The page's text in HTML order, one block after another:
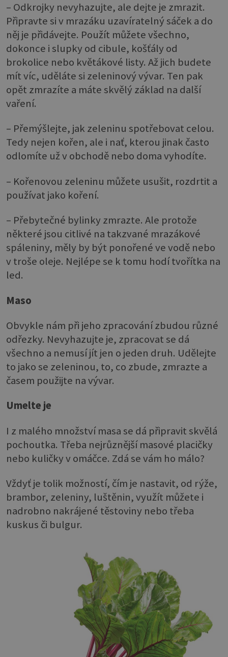
– Odkrojky nevyhazujte, ale dejte je zmrazit.
Připravte si v mrazáku uzavíratelný sáček a do
něj je přidávejte. Použít můžete všechno,
dokonce i slupky od cibule, košťály od
brokolice nebo květákové listy. Až jich budete
mít víc, uděláte si zeleninový vývar. Ten pak
opět zmrazíte a máte skvělý základ na další
vaření.
– Přemýšlejte, jak zeleninu spotřebovat celou.
Tedy nejen kořen, ale i nať, kterou jinak často
odlomíte už v obchodě nebo doma vyhodíte.
– Kořenovou zeleninu můžete usušit, rozdrtit a
používat jako koření.
– Přebytečné bylinky zmrazte. Ale protože
některé jsou citlivé na takzvané mrazákové
spáleniny, měly by být ponořené ve vodě nebo
v troše oleje. Nejlépe se k tomu hodí tvořítka na
led.
Maso
Obvykle nám při jeho zpracování zbudou různé
odřezky. Nevyhazujte je, zpracovat se dá
všechno a nemusí jít jen o jeden druh. Udělejte
to jako se zeleninou, to, co zbude, zmrazte a
časem použijte na vývar.
Umelte je
I z malého množství masa se dá připravit skvělá
pochoutka. Třeba nejrůznější masové placičky
nebo kuličky v omáčce. Zdá se vám ho málo?
Vždyť je tolik možností, čím je nastavit, od rýže,
brambor, zeleniny, luštěnin, využít můžete i
nadrobno nakrájené těstoviny nebo třeba
kuskus či bulgur.